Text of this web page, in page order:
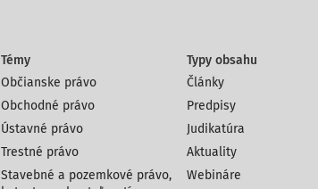
Témy
Občianske právo
Obchodné právo
Ústavné právo
Trestné právo
Stavebné a pozemkové právo,
Typy obsahu
Články
Predpisy
Judikatúra
Aktuality
Webináre